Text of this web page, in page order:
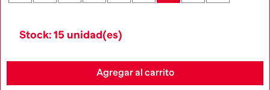
Stock: 15 unidad(es)
Agregar al carrito